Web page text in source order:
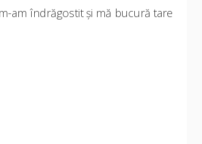
am îndrăgostit și mă bucură tare